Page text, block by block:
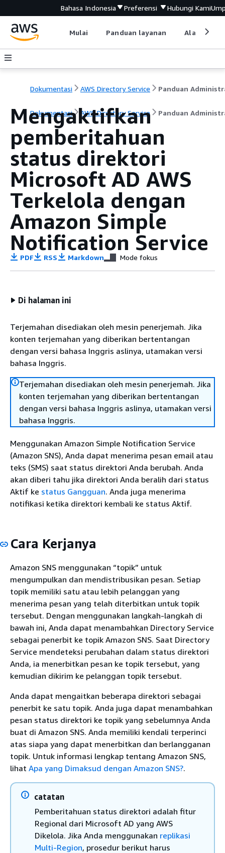
Bahasa Indonesia Preferensi Hubungi Kami
Mulai Panduan layanan Alat
Dokumentasi AWS Directory Service Panduan
Dokumentasi AWS Directory Service Panduan
Mengaktifkan
pemberitahuan
status direktori
Microsoft AD AWS
Terkelola dengan
Amazon Simple
Notification Service
PDF RSS Markdown Mode fokus
Di halaman ini
Terjemahan disediakan oleh mesin penerjemah. Jika
konten terjemahan yang diberikan bertentangan
dengan versi bahasa Inggris aslinya, utamakan versi
bahasa Inggris.
Terjemahan disediakan oleh mesin penerjemah. Jika
konten terjemahan yang diberikan bertentangan
dengan versi bahasa Inggris aslinya, utamakan versi
bahasa Inggris.
Menggunakan Amazon Simple Notification Service
(Amazon SNS), Anda dapat menerima pesan email atau
teks (SMS) saat status direktori Anda berubah. Anda
akan diberi tahu jika direktori Anda beralih dari status
Aktif ke status Gangguan. Anda juga menerima
notifikasi ketika direktori kembali ke status Aktif.
Cara Kerjanya
Amazon SNS menggunakan “topik” untuk
mengumpulkan dan mendistribusikan pesan. Setiap
topik memiliki satu atau lebih pelanggan yang
menerima pesan yang telah diterbitkan untuk topik
tersebut. Dengan menggunakan langkah-langkah di
bawah ini, Anda dapat menambahkan Directory Service
sebagai penerbit ke topik Amazon SNS. Saat Directory
Service mendeteksi perubahan dalam status direktori
Anda, ia menerbitkan pesan ke topik tersebut, yang
kemudian dikirim ke pelanggan topik tersebut.
Anda dapat mengaitkan beberapa direktori sebagai
penerbit ke satu topik. Anda juga dapat menambahkan
pesan status direktori ke topik yang sebelumnya Anda
buat di Amazon SNS. Anda memiliki kendali terperinci
atas siapa yang dapat menerbitkan dan berlangganan
topik. Untuk informasi lengkap tentang Amazon SNS,
lihat Apa yang Dimaksud dengan Amazon SNS?.
catatan
Pemberitahuan status direktori adalah fitur
Regional dari Microsoft AD yang AWS
Dikelola. Jika Anda menggunakan replikasi
Multi-Region, prosedur berikut harus